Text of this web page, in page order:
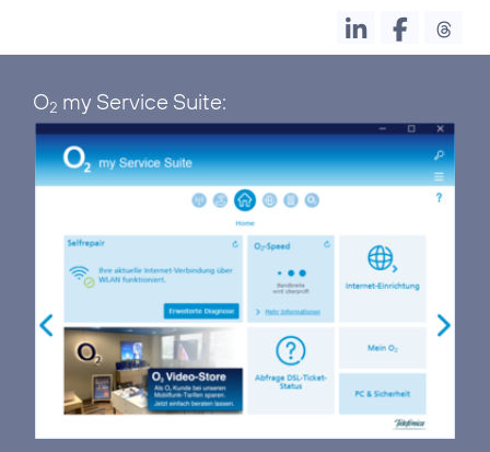
O2 my Service Suite: